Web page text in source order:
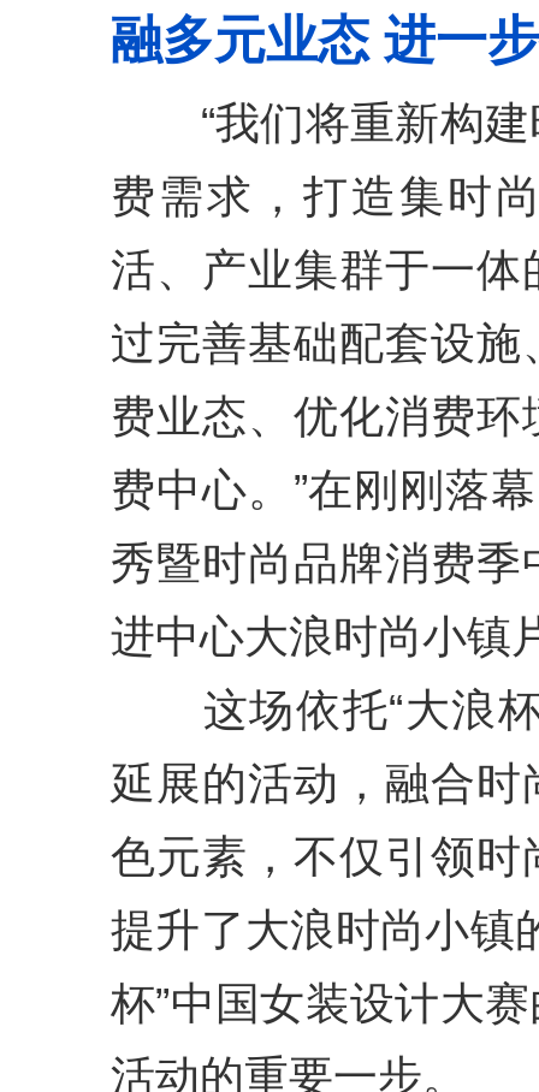
融多元业态 进一
“我们将重新构建
费需求，打造集时
活、产业集群于一
过完善基础配套设
费业态、优化消费
费中心。”在刚刚落
秀暨时尚品牌消费
进中心大浪时尚小镇
这场依托“大浪杯
延展的活动，融合
色元素，不仅引领
提升了大浪时尚小镇
杯”中国女装设计大
活动的重要一步。